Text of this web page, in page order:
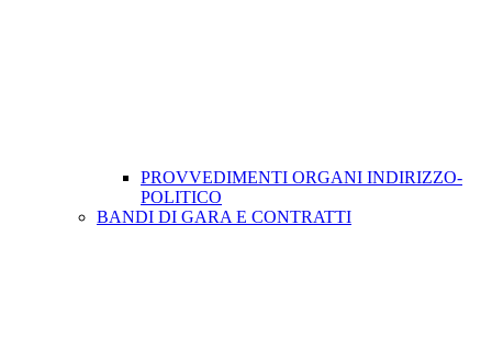
PROVVEDIMENTI ORGANI INDIRIZZO-
POLITICO
BANDI DI GARA E CONTRATTI